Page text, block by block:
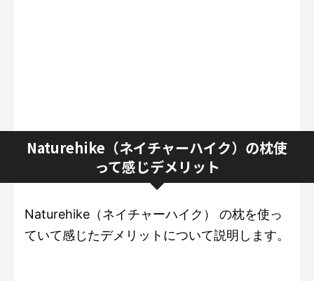
Naturehike（ネイチャーハイク）の枕使
って感じデメリット
Naturehike（ネイチャーハイク） の枕を使っ
ていて感じたデメリットについて説明します。